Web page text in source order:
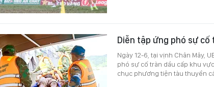
Diễn tập ứng phó sự cố
Ngày 12-6, tại vịnh Chân Mây,
phó sự cố tràn dầu cấp khu
chục phương tiện tàu thuyền